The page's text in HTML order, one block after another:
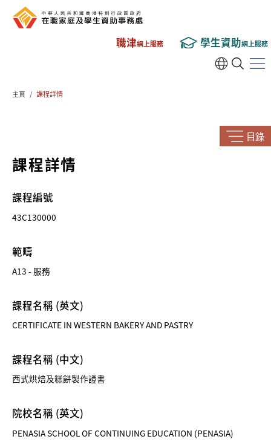
職津網上服務 學生資助網上服務
主頁 / 課程詳情
目錄
課程詳情
課程編號
43C130000
範疇
A13 - 服務
課程名稱 (英文)
CERTIFICATE IN WESTERN BAKERY AND PASTRY
課程名稱 (中文)
西式烘焙及糕餅製作證書
院校名稱 (英文)
PENASIA SCHOOL OF CONTINUING EDUCATION (PENASIA)